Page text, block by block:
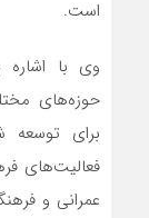
است.
وی با
حوزه‌های
برای توسعه
فعالیت‌های
عمرانی و